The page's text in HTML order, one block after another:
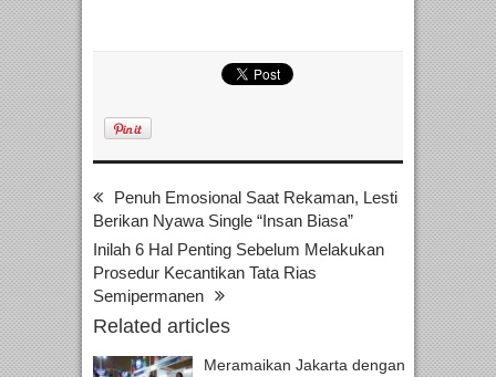
Penuh Emosional Saat Rekaman, Lesti
Berikan Nyawa Single “Insan Biasa”
Inilah 6 Hal Penting Sebelum Melakukan
Prosedur Kecantikan Tata Rias
Semipermanen
Related articles
Meramaikan Jakarta dengan